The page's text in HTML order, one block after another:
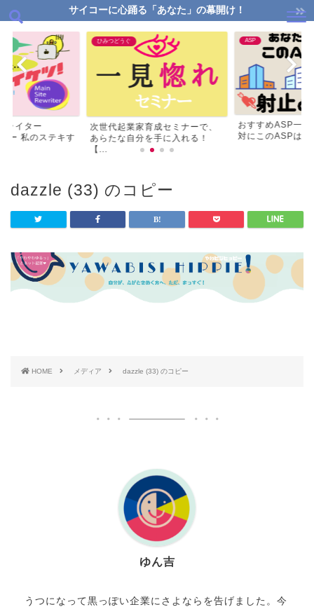
サイコーに心踊る「あなた」の幕開け！
ライター
ー 私のステキす
ひみつどうぐ
次世代起業家育成セミナーで、
あらたな自分を手に入れる！
【...
ASP
おすすめASP一
対にこのASPは
dazzle (33) のコピー
HOME メディア dazzle (33) のコピー
ゆん吉
うつになって黒っぽい企業にさよならを告げました。今